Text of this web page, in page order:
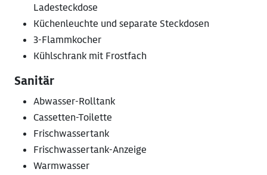
Ladesteckdose
Küchenleuchte und separate Steckdosen
3-Flammkocher
Kühlschrank mit Frostfach
Sanitär
Abwasser-Rolltank
Cassetten-Toilette
Frischwassertank
Frischwassertank-Anzeige
Warmwasser